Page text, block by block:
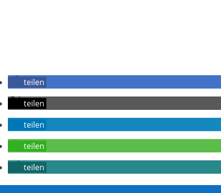
teilen
teilen
teilen
teilen
teilen